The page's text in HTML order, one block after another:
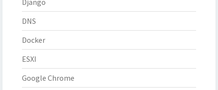
Django
DNS
Docker
ESXI
Google Chrome